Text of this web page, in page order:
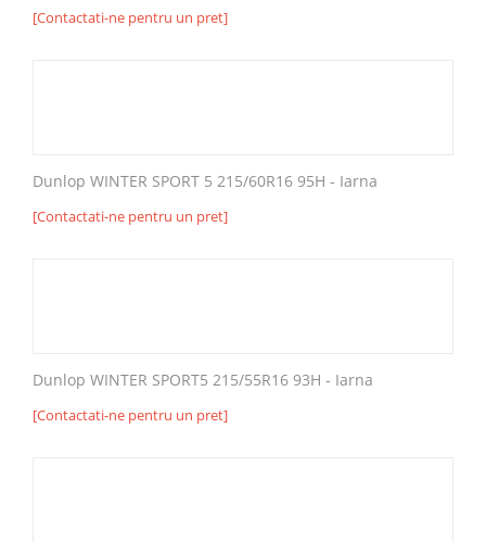
[Contactati-ne pentru un pret]
Dunlop WINTER SPORT 5 215/60R16 95H - Iarna
[Contactati-ne pentru un pret]
Dunlop WINTER SPORT5 215/55R16 93H - Iarna
[Contactati-ne pentru un pret]